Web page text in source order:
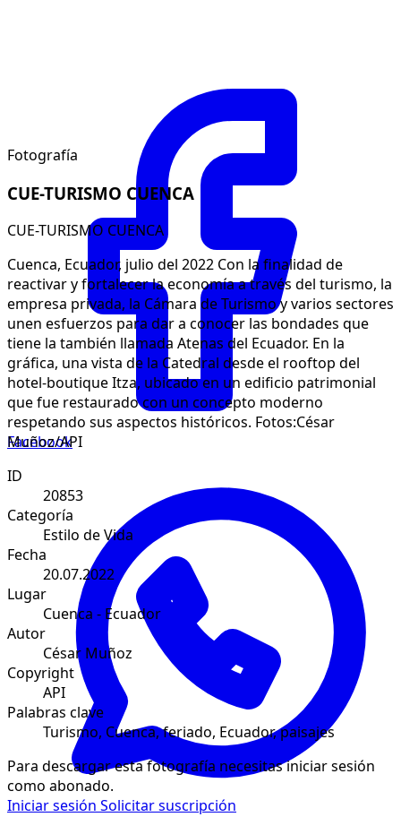
Facebook
Fotografía
CUE-TURISMO CUENCA
CUE-TURISMO CUENCA
Cuenca, Ecuador, julio del 2022 Con la finalidad de
reactivar y fortalecer la economía a través del turismo, la
empresa privada, la Cámara de Turismo y varios sectores
unen esfuerzos para dar a conocer las bondades que
tiene la también llamada Atenas del Ecuador. En la
gráfica, una vista de la Catedral desde el rooftop del
hotel-boutique Itza, ubicado en un edificio patrimonial
que fue restaurado con un concepto moderno
respetando sus aspectos históricos. Fotos:César
Muñoz/API
ID
20853
Categoría
Estilo de Vida
Fecha
20.07.2022
Lugar
Cuenca - Ecuador
Autor
César Muñoz
Copyright
API
Palabras clave
Turismo, Cuenca, feriado, Ecuador, paisajes
Para descargar esta fotografía necesitas iniciar sesión
como abonado.
Iniciar sesión Solicitar suscripción